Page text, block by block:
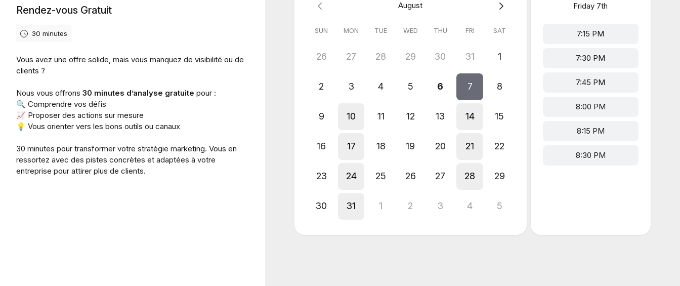
Rendez-vous Gratuit
30 minutes
Vous avez une offre solide, mais vous manquez de visibilité ou de
clients ?
Nous vous offrons 30 minutes d’analyse gratuite pour :
🔍 Comprendre vos défis
📈 Proposer des actions sur mesure
💡 Vous orienter vers les bons outils ou canaux
30 minutes pour transformer votre stratégie marketing. Vous en
ressortez avec des pistes concrètes et adaptées à votre
entreprise pour attirer plus de clients.
August
SUN MON TUE WED THU FRI SAT
26 27 28 29 30 31 1
2 3 4 5 6 7 8
9 10 11 12 13 14 15
16 17 18 19 20 21 22
23 24 25 26 27 28 29
30 31 1 2 3 4 5
Friday 7th
7:15 PM
7:30 PM
7:45 PM
8:00 PM
8:15 PM
8:30 PM